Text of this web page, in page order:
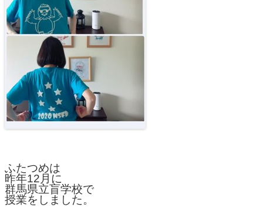
ふたつめは
昨年12月に
群馬県立盲学校で
授業をしました。